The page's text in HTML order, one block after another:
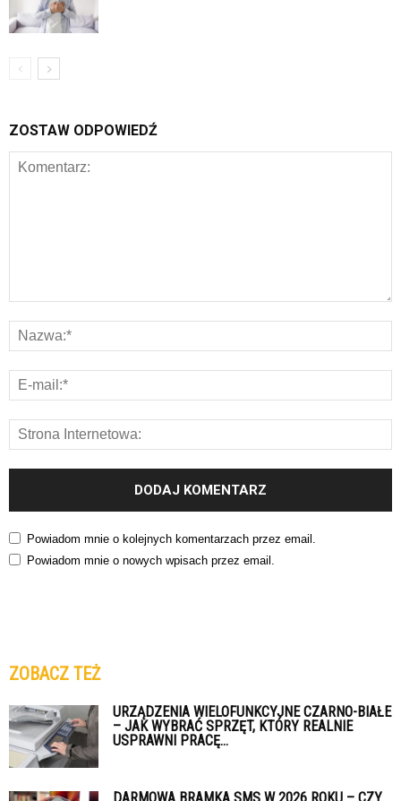
ZOSTAW ODPOWIEDŹ
Powiadom mnie o kolejnych komentarzach przez email.
Powiadom mnie o nowych wpisach przez email.
ZOBACZ TEŻ
URZĄDZENIA WIELOFUNKCYJNE CZARNO-BIAŁE
– JAK WYBRAĆ SPRZĘT, KTÓRY REALNIE
USPRAWNI PRACĘ...